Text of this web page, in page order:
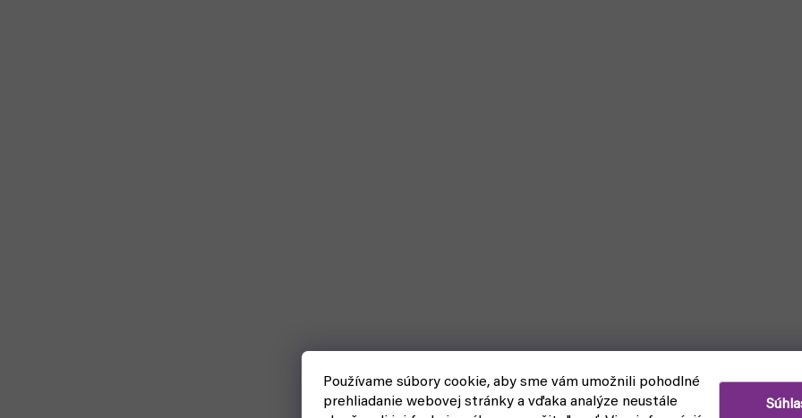
Používame súbory cookie, aby sme vám umožnili pohodlné
prehliadanie webovej stránky a vďaka analýze neustále